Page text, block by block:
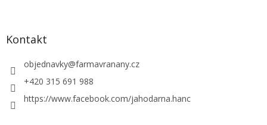
Kontakt
objednavky@farmavranany.cz
+420 315 691 988
https://www.facebook.com/jahodarna.hanc